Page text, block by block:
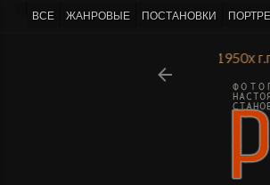
Академии Художеств 1930х-
ВСЕ ЖАНРОВЫЕ ПОСТАНОВКИ